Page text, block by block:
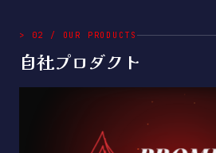
> 02 / OUR PRODUCTS
自社プロダクト